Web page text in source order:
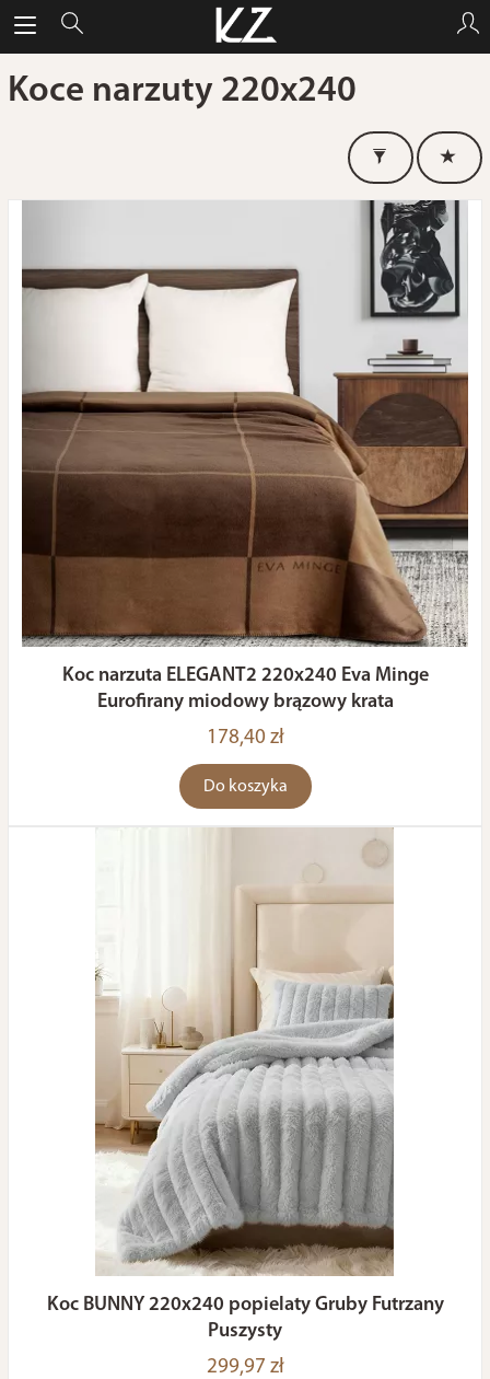
Koce narzuty 220x240
Koc narzuta ELEGANT2 220x240 Eva Minge
Eurofirany miodowy brązowy krata
178,40 zł
Do koszyka
Koc BUNNY 220x240 popielaty Gruby Futrzany
Puszysty
299,97 zł